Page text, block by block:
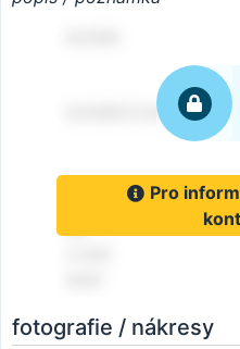
Pro
fotografie / nákresy